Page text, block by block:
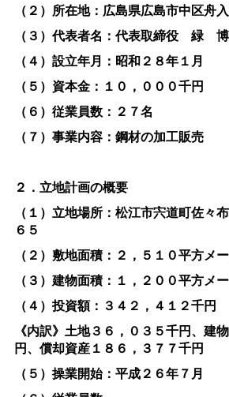
（２）所在地：広島県広島市中区舟
（３）代表者名：代表取締役緑
（４）設立年月：昭和２８年１月
（５）資本金：１０，０００千円
（６）従業員数：２７名
（７）事業内容：鋼材の加工販売
２．立地計画の概要
（１）立地場所：松江市宍道町佐々
６５
（２）敷地面積：２，５１０平方メ
（３）建物面積：１，２００平方メ
（４）投資額：３４２，４１２千円
《内訳》土地３６，０３５千円、建
円、償却資産１８６，３７７千円
（５）操業開始：平成２６年７月